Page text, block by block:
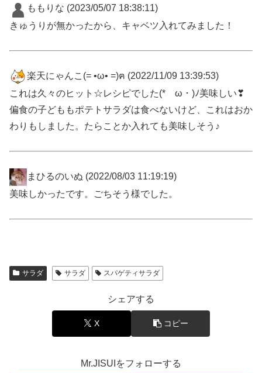
ももりな (2023/05/07 18:38:11)
きゅうりが無かったから、キャベツ入れてみました！
楽天にゃんこ(= •ω• =)ฅ (2022/11/09 13:39:53)
これは久々のヒット☆レシピでした(*ゝω・)ﾉ美味しい❣
偏食の子どももポテトサラダは食べないけど、これはおか
わりもしました。たらことか入れても美味しそう♪
まひるのいぬ (2022/08/03 11:19:19)
美味しかったです。ごちそう様でした。
サラダ サラダ スパゲティサラダ
シェアする
X コピー
Mr.JISUIをフォローする